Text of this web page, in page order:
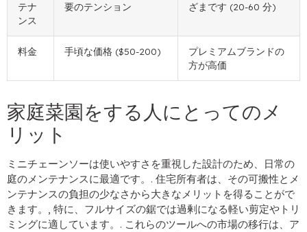
テナ
ンス
要のテンション
ざまです (20-60 分)
料金 手頃な価格 ($50-200)
プレミアムブランドの
方が高価
家庭菜園をする人にとってのメ
リット
ミニチェーンソーは使いやすさを重視した設計のため、日常の
庭のメンテナンスに最適です。. 住宅所有者は、その可搬性とメ
ンテナンスの負担の少なさから大きなメリットを得ることがで
きます。, 特に、フルサイズの鋸では過剰になる軽い剪定やトリ
ミングに適しています。. これらのツールへの市場の移行は、ア